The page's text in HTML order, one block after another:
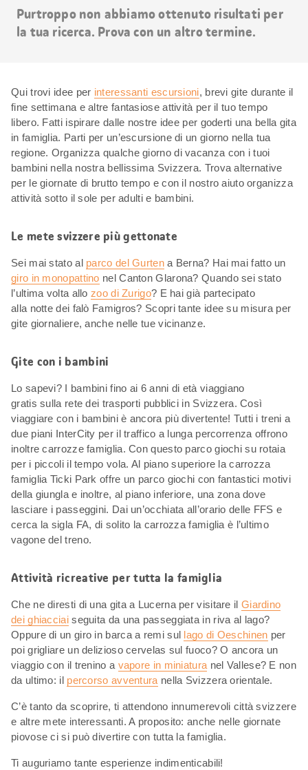
Purtroppo non abbiamo ottenuto risultati per
la tua ricerca. Prova con un altro termine.
Qui trovi idee per interessanti escursioni, brevi gite durante il
fine settimana e altre fantasiose attività per il tuo tempo
libero. Fatti ispirare dalle nostre idee per goderti una bella gita
in famiglia. Parti per un’escursione di un giorno nella tua
regione. Organizza qualche giorno di vacanza con i tuoi
bambini nella nostra bellissima Svizzera. Trova alternative
per le giornate di brutto tempo e con il nostro aiuto organizza
attività sotto il sole per adulti e bambini.
Le mete svizzere più gettonate
Sei mai stato al parco del Gurtena Berna? Hai mai fatto un
giro in monopattino nel Canton Glarona? Quando sei stato
l’ultima volta allozoo di Zurigo? E hai già partecipato
alla notte dei falò Famigros? Scopri tante idee su misura per
gite giornaliere, anche nelle tue vicinanze.
Gite con i bambini
Lo sapevi? I bambini fino ai 6 anni di età viaggiano
gratis sulla rete dei trasporti pubblici in Svizzera. Così
viaggiare con i bambini è ancora più divertente! Tutti i treni a
due piani InterCity per il traffico a lunga percorrenza offrono
inoltre carrozze famiglia. Con questo parco giochi su rotaia
per i piccoli il tempo vola. Al piano superiore la carrozza
famiglia Ticki Park offre un parco giochi con fantastici motivi
della giungla e inoltre, al piano inferiore, una zona dove
lasciare i passeggini. Dai un’occhiata all’orario delle FFS e
cerca la sigla FA, di solito la carrozza famiglia è l’ultimo
vagone del treno.
Attività ricreative per tutta la famiglia
Che ne diresti di una gita a Lucerna per visitare il Giardino
dei ghiacciaiseguita da una passeggiata in riva al lago?
Oppure di un giro in barca a remi sul lago di Oeschinen per
poi grigliare un delizioso cervelas sul fuoco? O ancora un
viaggio con il trenino a vapore in miniatura nel Vallese? E non
da ultimo: il percorso avventura nella Svizzera orientale.
C’è tanto da scoprire, ti attendono innumerevoli città svizzere
e altre mete interessanti. A proposito: anche nelle giornate
piovose ci si può divertire con tutta la famiglia.
Ti auguriamo tante esperienze indimenticabili!